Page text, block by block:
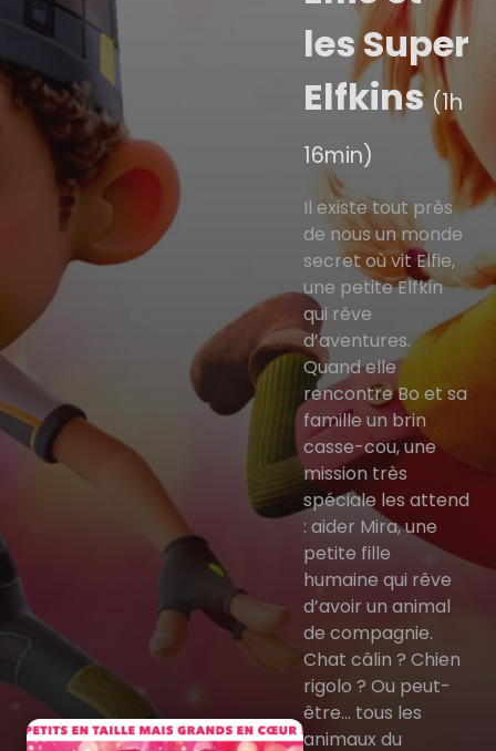
les Super
Elfkins(1h
16min)
Il existe tout près
de nous un monde
secret où vit Elfie,
une petite Elfkin
qui rêve
d’aventures.
Quand elle
rencontre Bo et sa
famille un brin
casse-cou, une
mission très
spéciale les attend
: aider Mira, une
petite fille
humaine qui rêve
d’avoir un animal
de compagnie.
Chat câlin ? Chien
rigolo ? Ou peut-
être... tous les
animaux du